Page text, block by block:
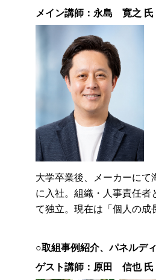
メイン講師：永島 寛之 氏
大学卒業後、メーカーにて
に入社。組織・人事責任者
て独立。現在は「個人の成
○取組事例紹介、パネルデ
ゲスト講師：原田 信也 氏